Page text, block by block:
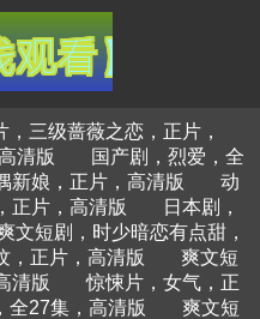
，三级蔷薇之恋，正片，
清版
国产剧，烈爱，全
新娘，正片，高清版
动
正片，高清版
日本剧，
文短剧，时少暗恋有点甜，
，正片，高清版
爽文短
清版
惊悚片，女气，正
全27集，高清版
爽文短